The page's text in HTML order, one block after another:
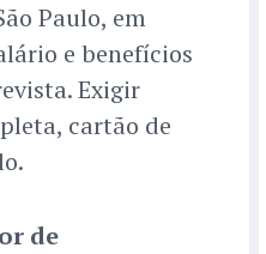
Paulo, em
e benefícios
Exigir
cartão de
de